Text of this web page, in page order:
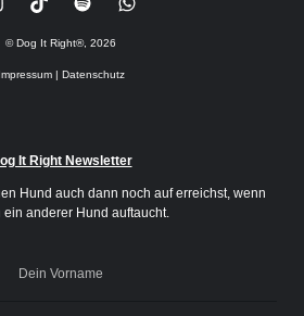
© Dog It Right®, 2026
Impressum Datenschutz
It Right Newsletter
Hund auch dann noch auf erreichst, wenn
ein anderer Hund auftaucht.